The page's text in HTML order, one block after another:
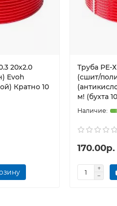
20х2.0
Evoh
Кратно 10
Труба РЕ-Х
(сшит/
м! (бухта
170.00р.